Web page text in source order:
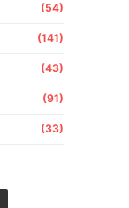
(54)
(141)
(43)
(91)
(33)